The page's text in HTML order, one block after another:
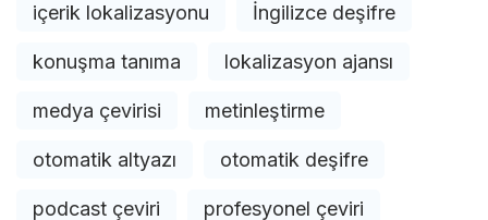
içerik lokalizasyonu İngilizce deşifre
konuşma tanıma lokalizasyon ajansı
medya çevirisi metinleştirme
otomatik altyazı otomatik deşifre
podcast çeviri profesyonel çeviri